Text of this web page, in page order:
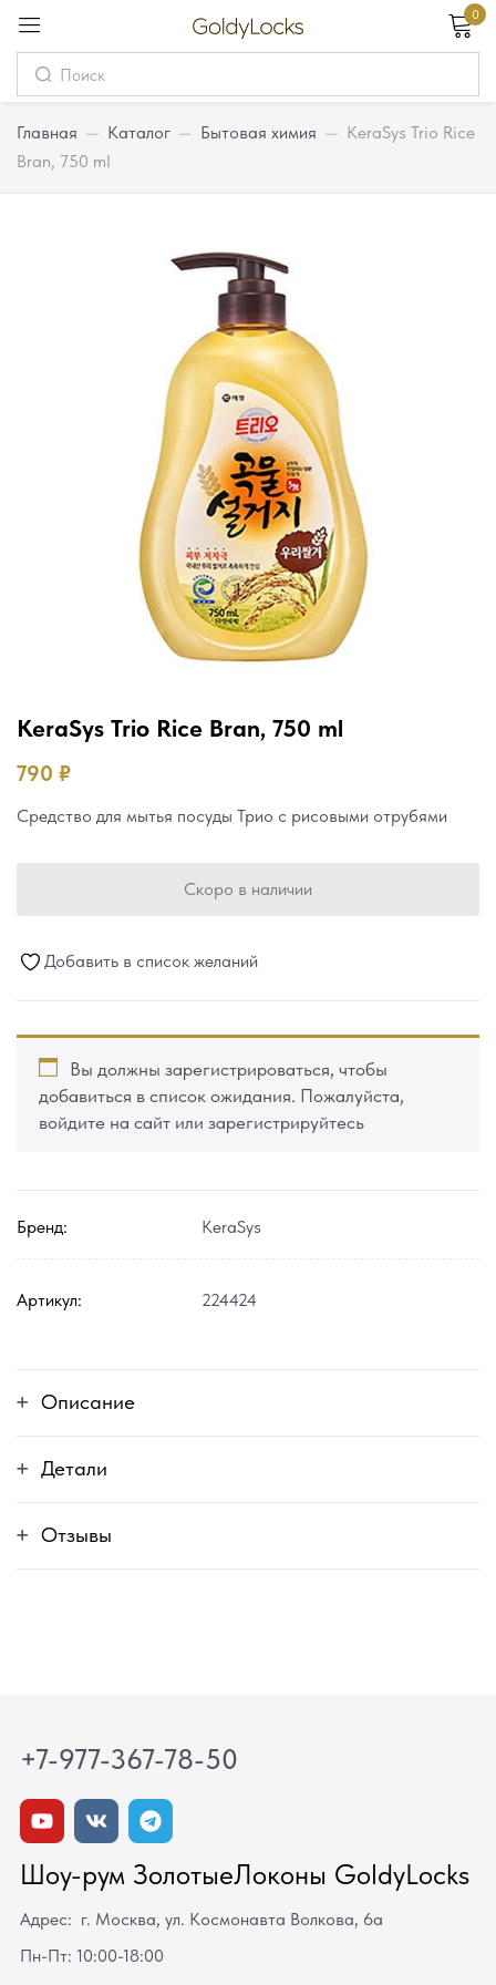
0
Главная — Каталог — Бытовая химия — KeraSys Trio Rice
Bran, 750 ml
KeraSys Trio Rice Bran, 750 ml
790 ₽
Средство для мытья посуды Трио с рисовыми отрубями
Скоро в наличии
Добавить в список желаний
Вы должны зарегистрироваться, чтобы
добавиться в список ожидания. Пожалуйста,
войдите на сайт или зарегистрируйтесь
Бренд: KeraSys
Артикул: 224424
Описание
Детали
Отзывы
+7-977-367-78-50
Шоу-рум ЗолотыеЛоконы GoldyLocks
Адрес: г. Москва, ул. Космонавта Волкова, 6а
Пн-Пт: 10:00-18:00
Вход
Password
Запомнить меня
Вход
Регистрация
Или войдите через